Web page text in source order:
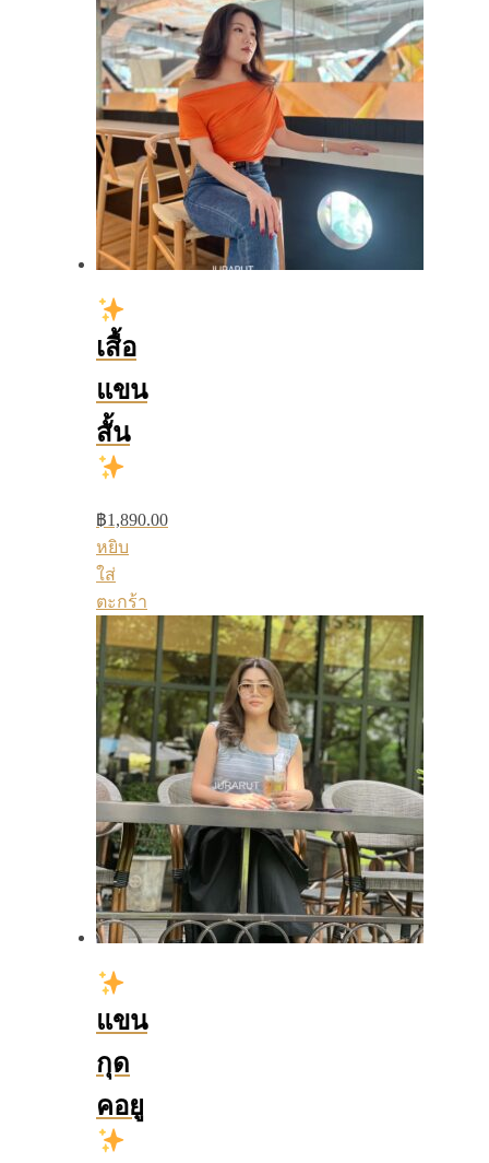
เสื้อ
แขน
สั้น
฿1,890.00
หยิบ
ใส่
ตะกร้า
แขน
กุด
คอยู